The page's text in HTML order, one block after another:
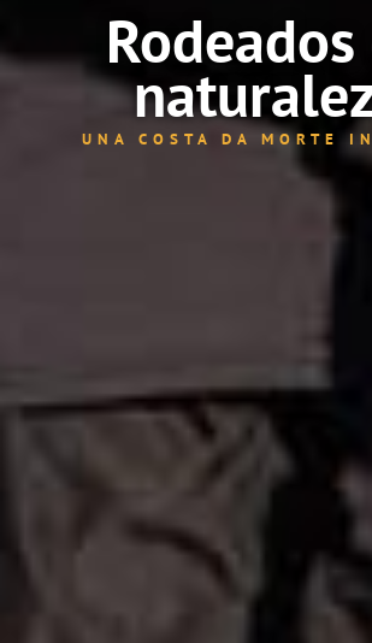
UNA COSTA DA MORTE